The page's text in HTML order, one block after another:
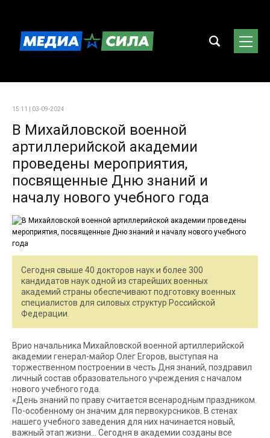
15:11 | 03-09-2024
В Михайловской военной
артиллерийской академии
проведены мероприятия,
посвященные Дню знаний и
началу нового учебного года
Сегодня свыше 40 докторов наук и более 300
кандидатов наук одной из старейших военных
академий страны обеспечивают подготовку военных
специалистов для силовых структур Российской
Федерации.
Врио начальника Михайловской военной артиллерийской
академии генерал-майор Олег Егоров, выступая на
торжественном построении в честь Дня знаний, поздравил
личный состав образовательного учреждения с началом
нового учебного года.
«День знаний по праву считается всенародным праздником.
По-особенному он значим для первокурсников. В стенах
нашего учебного заведения для них начинается новый,
важный этап жизни… Сегодня в академии созданы все